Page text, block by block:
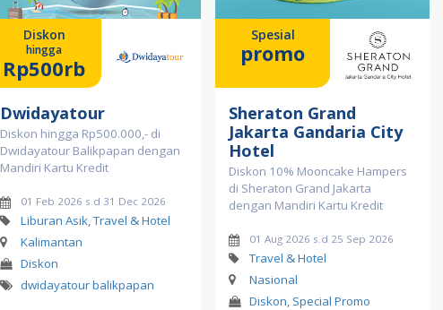
Diskon
hingga
Rp500rb
Dwidayatour
Diskon hingga Rp500.000,- di
Dwidayatour Balikpapan dengan
Mandiri Kartu Kredit
01 Feb 2026 s.d 31 Dec 2026
Liburan Asik, Travel & Hotel
Kalimantan
Diskon
dwidayatour balikpapan
Spesial
promo
Sheraton Grand
Jakarta Gandaria City
Hotel
Diskon 10% Mooncake Hampers
di Sheraton Grand Jakarta
dengan Mandiri Kartu Kredit
01 Aug 2026 s.d 25 Sep 2026
Travel & Hotel
Nasional
Diskon, Special Promo